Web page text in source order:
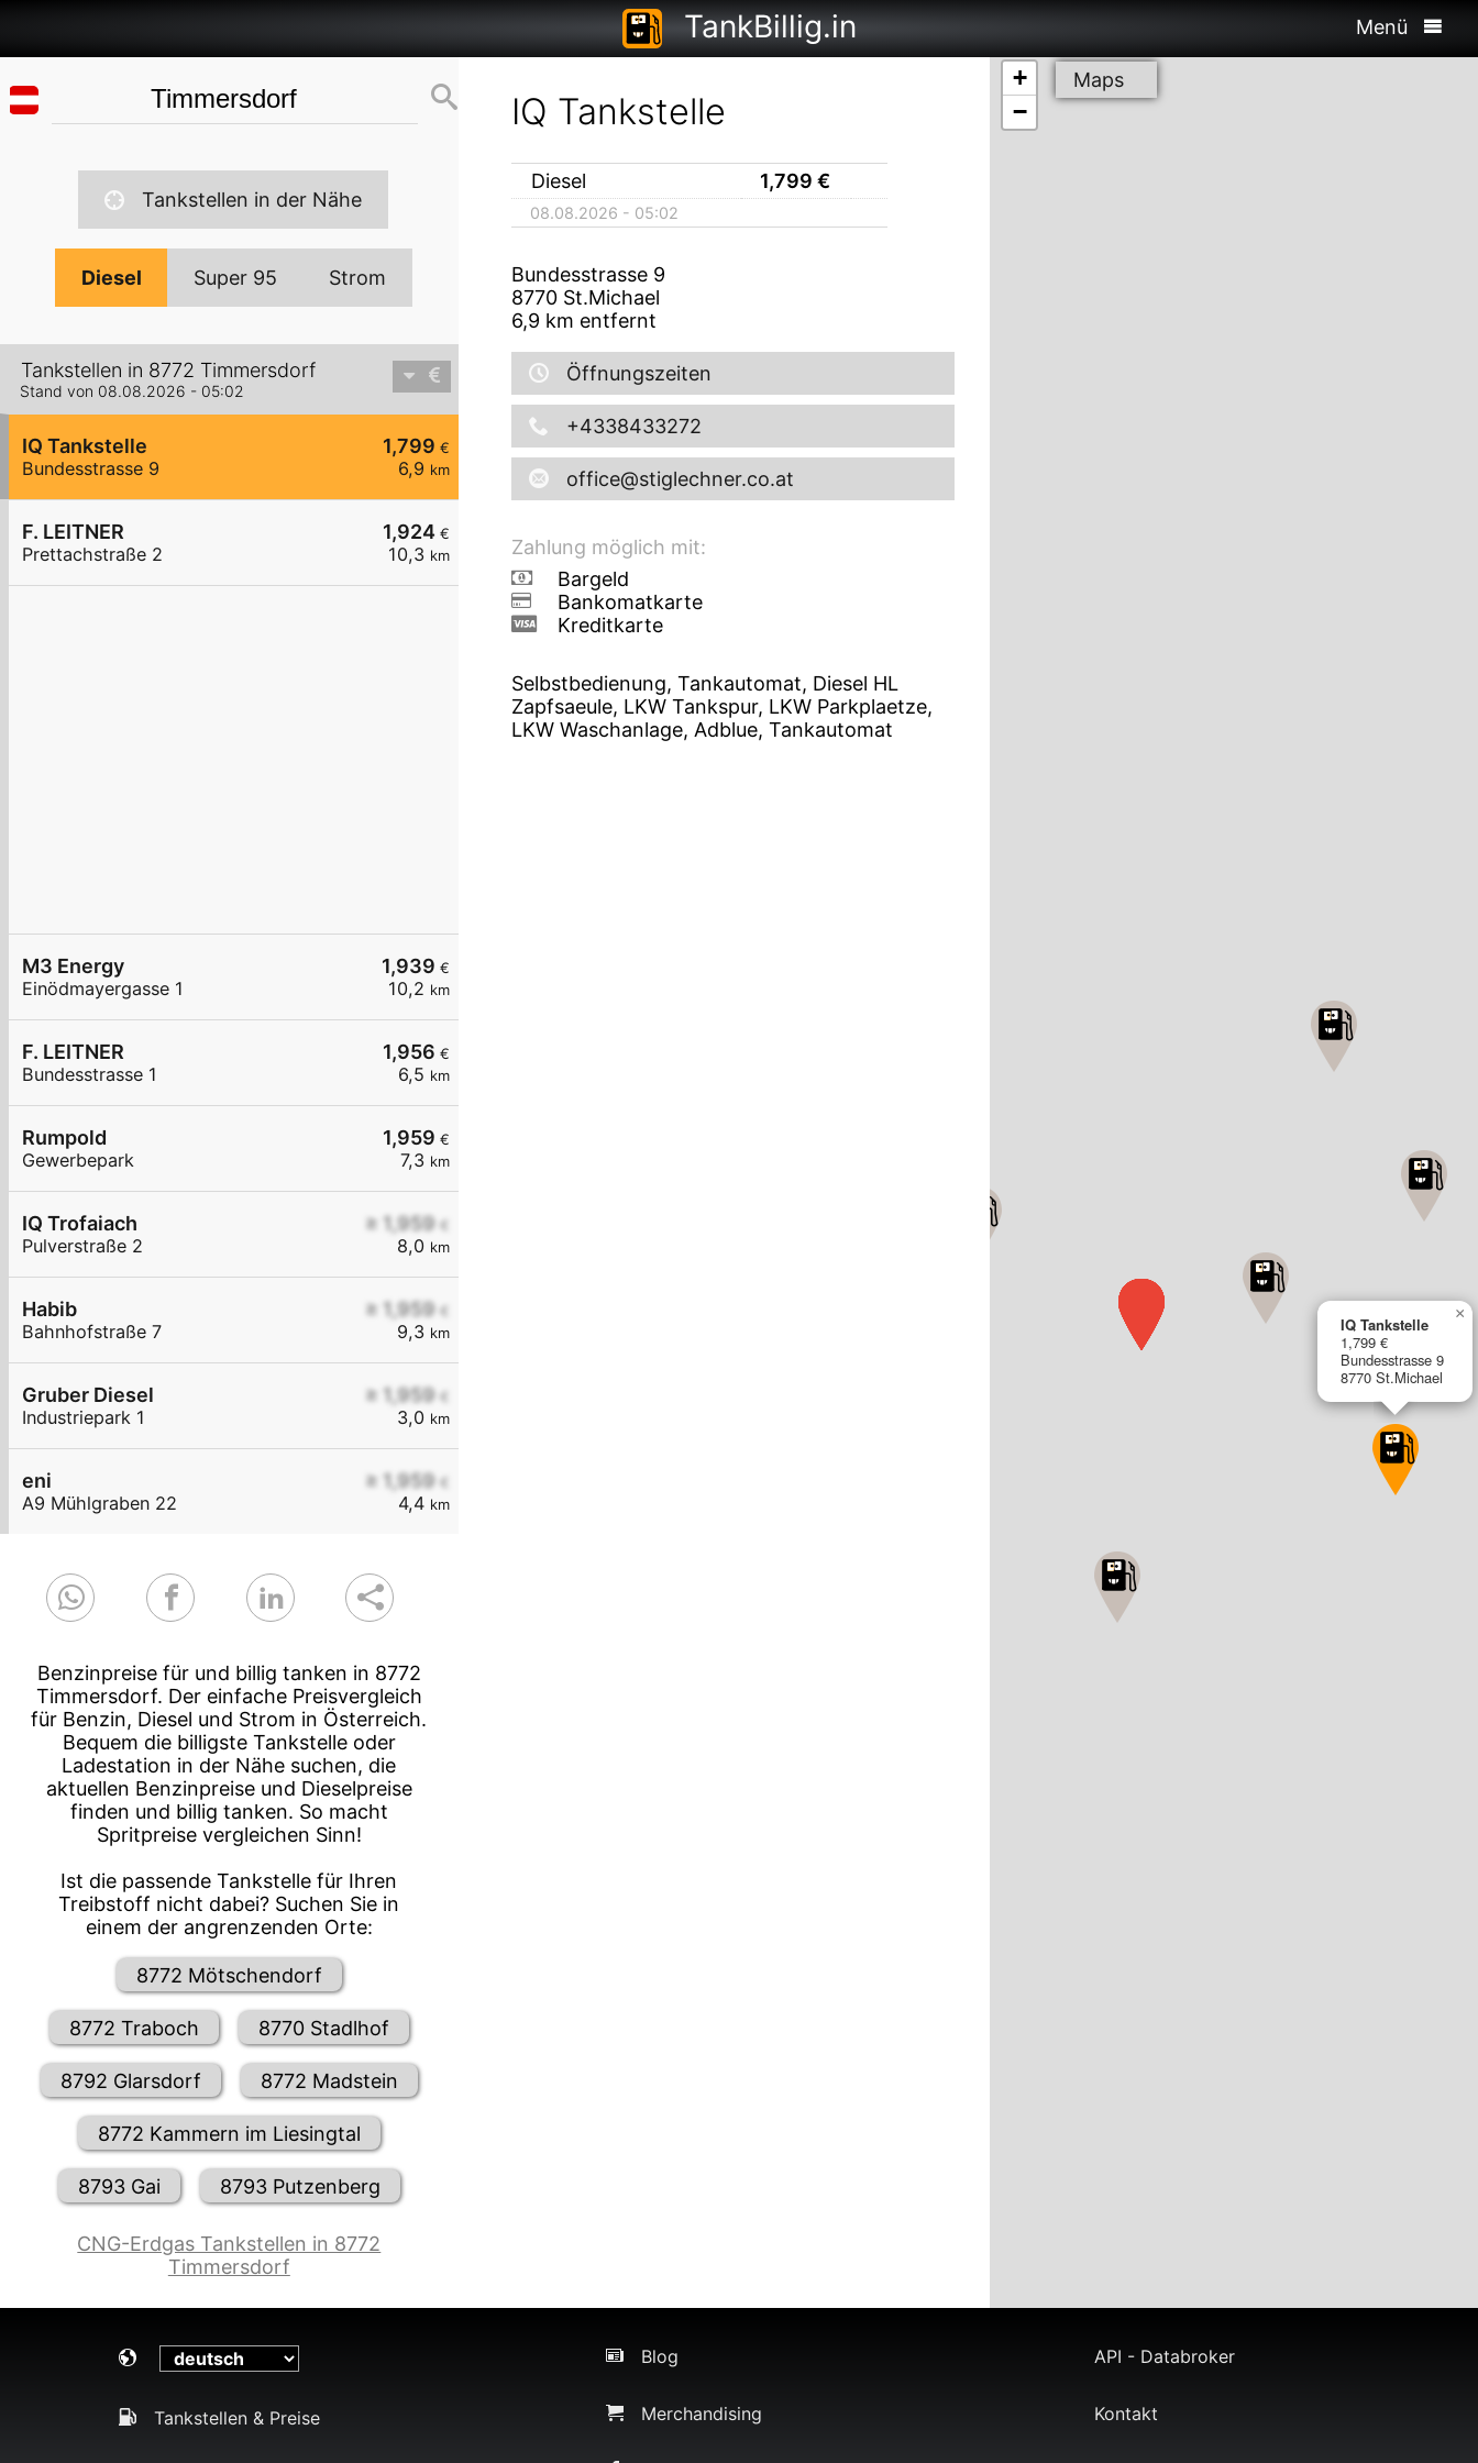
TankBillig.in Menü
Tankstellen in der Nähe
Diesel Super 95 Strom
Tankstellen in 8772 Timmersdorf
Stand von 08.08.2026 - 05:02
1,799 €
6,9 km
IQ Tankstelle
Bundesstrasse 9
1,924 €
10,3 km
F. LEITNER
Prettachstraße 2
1,939 €
10,2 km
M3 Energy
Einödmayergasse 1
1,956 €
6,5 km
F. LEITNER
Bundesstrasse 1
1,959 €
7,3 km
Rumpold
Gewerbepark
≥ 1,959 €
8,0 km
IQ Trofaiach
Pulverstraße 2
≥ 1,959 €
9,3 km
Habib
Bahnhofstraße 7
≥ 1,959 €
3,0 km
Gruber Diesel
Industriepark 1
≥ 1,959 €
4,4 km
eni
A9 Mühlgraben 22
Benzinpreise für und billig tanken in 8772
Timmersdorf. Der einfache Preisvergleich
für Benzin, Diesel und Strom in Österreich.
Bequem die billigste Tankstelle oder
Ladestation in der Nähe suchen, die
aktuellen Benzinpreise und Dieselpreise
finden und billig tanken. So macht
Spritpreise vergleichen Sinn!
Ist die passende Tankstelle für Ihren
Treibstoff nicht dabei? Suchen Sie in
einem der angrenzenden Orte:
8772 Mötschendorf
8772 Traboch 8770 Stadlhof
8792 Glarsdorf 8772 Madstein
8772 Kammern im Liesingtal
8793 Gai 8793 Putzenberg
CNG-Erdgas Tankstellen in 8772
Timmersdorf
IQ Tankstelle
Diesel 1,799 €
08.08.2026 - 05:02
Bundesstrasse 9
8770 St.Michael
6,9 km entfernt
Öffnungszeiten
+4338433272
office@stiglechner.co.at
Zahlung möglich mit:
Bargeld
Bankomatkarte
Kreditkarte
Selbstbedienung, Tankautomat, Diesel HL
Zapfsaeule, LKW Tankspur, LKW Parkplaetze,
LKW Waschanlage, Adblue, Tankautomat
IQ Tankstelle
1,799 €
Bundesstrasse 9
8770 St.Michael
×
+
−
Maps
Tankstellen & Preise
Blog
Merchandising
API - Databroker
Kontakt